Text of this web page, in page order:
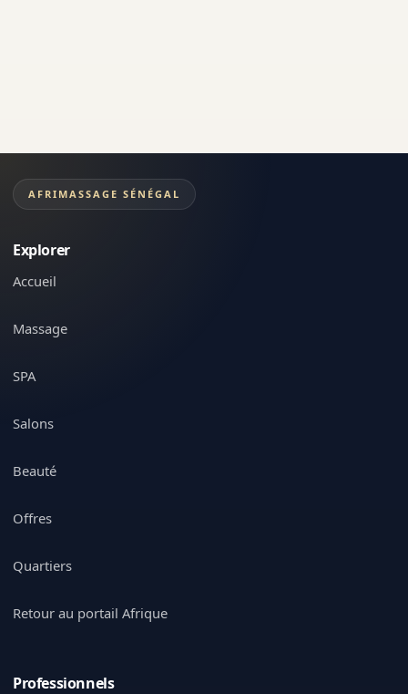
AFRIMASSAGE SÉNÉGAL
Explorer
Accueil
Massage
SPA
Salons
Beauté
Offres
Quartiers
Retour au portail Afrique
Professionnels